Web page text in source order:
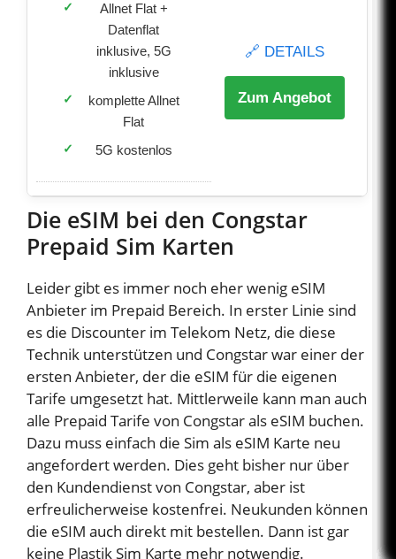
Allnet Flat +
Datenflat
inklusive, 5G
inklusive
komplette Allnet
Flat
5G kostenlos
🔗 DETAILS
Zum Angebot
Die eSIM bei den Congstar
Prepaid Sim Karten
Leider gibt es immer noch eher wenig eSIM
Anbieter im Prepaid Bereich. In erster Linie sind
es die Discounter im Telekom Netz, die diese
Technik unterstützen und Congstar war einer der
ersten Anbieter, der die eSIM für die eigenen
Tarife umgesetzt hat. Mittlerweile kann man auch
alle Prepaid Tarife von Congstar als eSIM buchen.
Dazu muss einfach die Sim als eSIM Karte neu
angefordert werden. Dies geht bisher nur über
den Kundendienst von Congstar, aber ist
erfreulicherweise kostenfrei. Neukunden können
die eSIM auch direkt mit bestellen. Dann ist gar
keine Plastik Sim Karte mehr notwendig.